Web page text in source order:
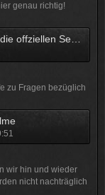
genau richtig!
offziellen Server
zu Fragen bezüglich
wir hin und wieder
nicht nachträglich